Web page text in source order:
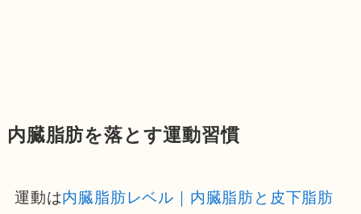
内臓脂肪を落とす運動習慣
運動は内臓脂肪レベル｜内臓脂肪と皮下脂肪